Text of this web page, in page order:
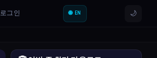
로그인 🌐 EN 🌙